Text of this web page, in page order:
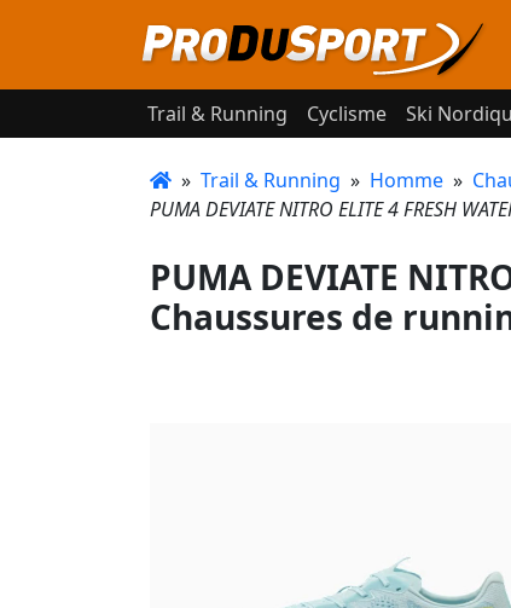
Trail & Running Cyclisme Ski
» Trail & Running » Homme »
PUMA DEVIATE NITRO ELITE 4 FRESH
PUMA DEVIATE
Chaussures de